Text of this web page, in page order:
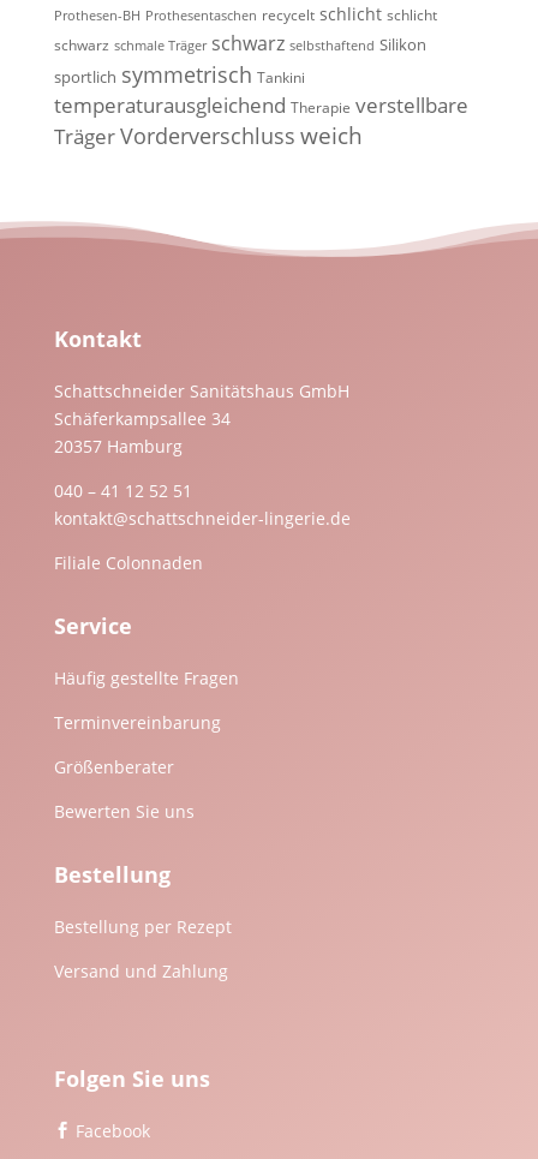
Prothesen-BH Prothesentaschen recycelt schlicht schlicht
schwarz schmale Träger schwarz selbsthaftend Silikon
sportlich symmetrisch Tankini
temperaturausgleichend Therapie verstellbare
TrägerVorderverschluss weich
Kontakt
Schattschneider Sanitätshaus GmbH
Schäferkampsallee 34
20357 Hamburg
040 – 41 12 52 51
kontakt@schattschneider-lingerie.de
Filiale Colonnaden
Service
Häufig gestellte Fragen
Terminvereinbarung
Größenberater
Bewerten Sie uns
Bestellung
Bestellung per Rezept
Versand und Zahlung
Folgen Sie uns
 Facebook